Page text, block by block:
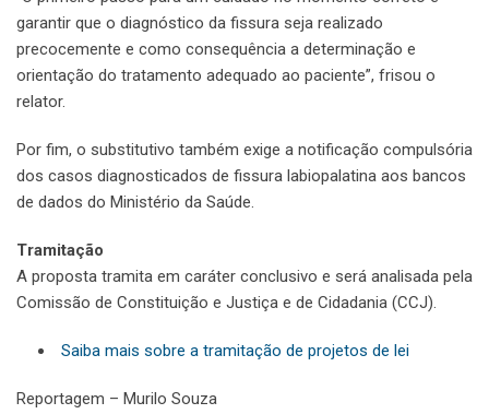
garantir que o diagnóstico da fissura seja realizado
precocemente e como consequência a determinação e
orientação do tratamento adequado ao paciente”, frisou o
relator.
Por fim, o substitutivo também exige a notificação compulsória
dos casos diagnosticados de fissura labiopalatina aos bancos
de dados do Ministério da Saúde.
Tramitação
A proposta tramita em caráter conclusivo e será analisada pela
Comissão de Constituição e Justiça e de Cidadania (CCJ).
Saiba mais sobre a tramitação de projetos de lei
Reportagem – Murilo Souza